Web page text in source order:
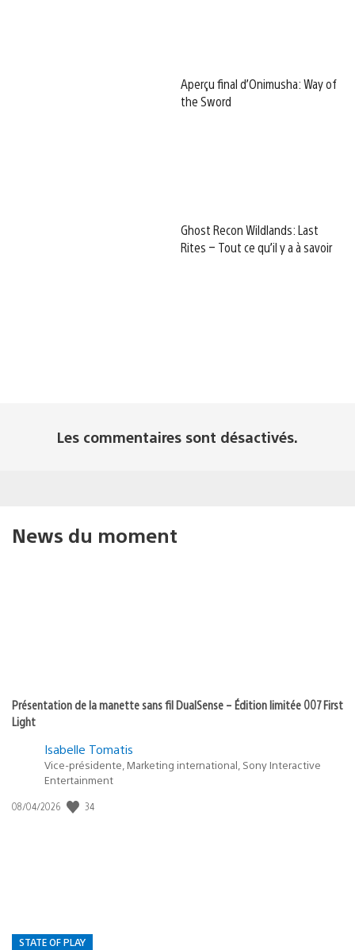
Aperçu final d’Onimusha: Way of
the Sword
Ghost Recon Wildlands: Last
Rites – Tout ce qu’il y a à savoir
Les commentaires sont désactivés.
News du moment
Présentation de la manette sans fil DualSense – Édition limitée 007 First
Light
Isabelle Tomatis
Vice-présidente, Marketing international, Sony Interactive
Entertainment
Date
08/04/2026 34
STATE OF PLAY